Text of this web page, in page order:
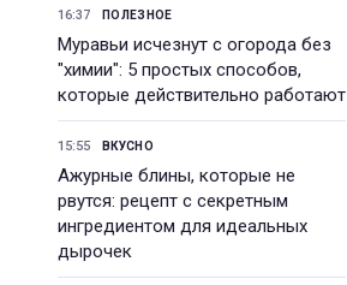
16:37 ПОЛЕЗНОЕ
Муравьи исчезнут с огорода без
"химии": 5 простых способов,
которые действительно работают
15:55 ВКУСНО
Ажурные блины, которые не
рвутся: рецепт с секретным
ингредиентом для идеальных
дырочек